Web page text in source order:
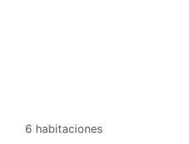
6 habitaciones